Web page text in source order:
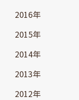
2016年
2015年
2014年
2013年
2012年